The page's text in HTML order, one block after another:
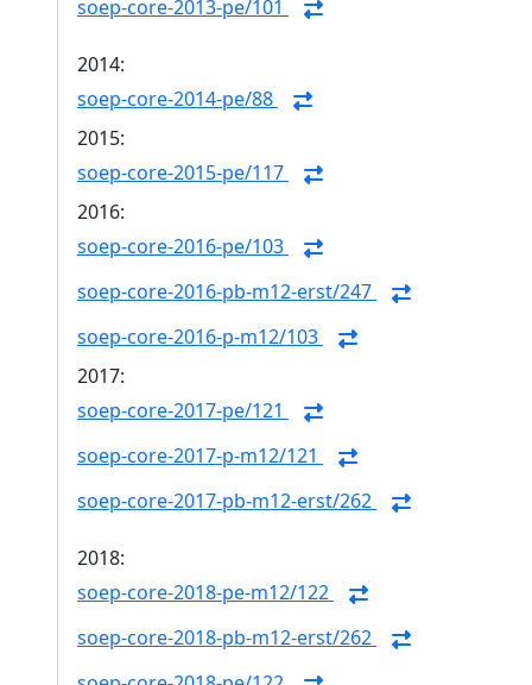
soep-core-2013-pe/101
2014:
soep-core-2014-pe/88
2015:
soep-core-2015-pe/117
2016:
soep-core-2016-pe/103
soep-core-2016-pb-m12-erst/247
soep-core-2016-p-m12/103
2017:
soep-core-2017-pe/121
soep-core-2017-p-m12/121
soep-core-2017-pb-m12-erst/262
2018:
soep-core-2018-pe-m12/122
soep-core-2018-pb-m12-erst/262